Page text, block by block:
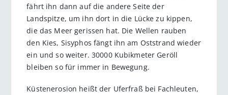
fährt ihn dann auf die andere Seite der
Landspitze, um ihn dort in die Lücke zu kippen,
die das Meer gerissen hat. Die Wellen rauben
den Kies, Sisyphos fängt ihn am Oststrand wieder
ein und so weiter. 30000 Kubikmeter Geröll
bleiben so für immer in Bewegung.
Küstenerosion heißt der Uferfraß bei Fachleuten,